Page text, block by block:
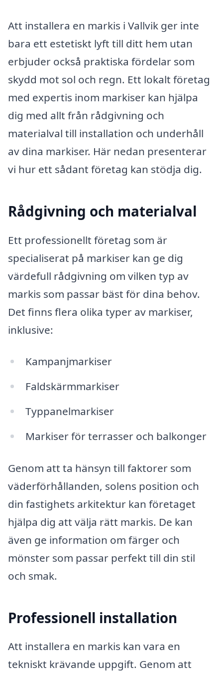
Att installera en markis i Vallvik ger inte
bara ett estetiskt lyft till ditt hem utan
erbjuder också praktiska fördelar som
skydd mot sol och regn. Ett lokalt företag
med expertis inom markiser kan hjälpa
dig med allt från rådgivning och
materialval till installation och underhåll
av dina markiser. Här nedan presenterar
vi hur ett sådant företag kan stödja dig.
Rådgivning och materialval
Ett professionellt företag som är
specialiserat på markiser kan ge dig
värdefull rådgivning om vilken typ av
markis som passar bäst för dina behov.
Det finns flera olika typer av markiser,
inklusive:
Kampanjmarkiser
Faldskärmmarkiser
Typpanelmarkiser
Markiser för terrasser och balkonger
Genom att ta hänsyn till faktorer som
väderförhållanden, solens position och
din fastighets arkitektur kan företaget
hjälpa dig att välja rätt markis. De kan
även ge information om färger och
mönster som passar perfekt till din stil
och smak.
Professionell installation
Att installera en markis kan vara en
tekniskt krävande uppgift. Genom att